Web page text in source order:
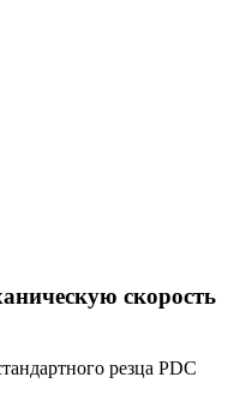
скорость
резца PDC